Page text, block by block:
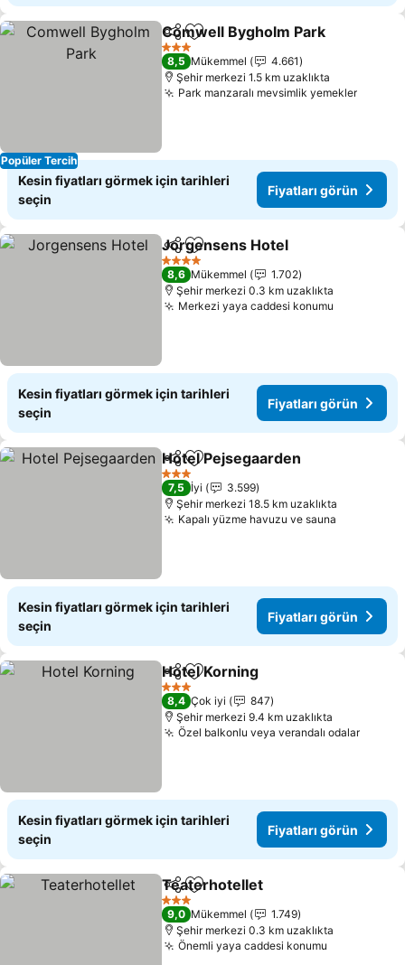
Popüler Tercih
PaylaşFavorilerime ekle
Comwell Bygholm Park
3 Yıldız
8,5 Mükemmel
4.661
Şehir merkezi 1.5 km uzaklıkta
Park manzaralı mevsimlik yemekler
Kesin fiyatları görmek için tarihleri
seçin
Fiyatları görün
PaylaşFavorilerime ekle
Jorgensens Hotel
4 Yıldız
8,6 Mükemmel
1.702
Şehir merkezi 0.3 km uzaklıkta
Merkezi yaya caddesi konumu
Kesin fiyatları görmek için tarihleri
seçin
Fiyatları görün
PaylaşFavorilerime ekle
Hotel Pejsegaarden
3 Yıldız
7,5 İyi
3.599
Şehir merkezi 18.5 km uzaklıkta
Kapalı yüzme havuzu ve sauna
Kesin fiyatları görmek için tarihleri
seçin
Fiyatları görün
PaylaşFavorilerime ekle
Hotel Korning
3 Yıldız
8,4 Çok iyi
847
Şehir merkezi 9.4 km uzaklıkta
Özel balkonlu veya verandalı odalar
Kesin fiyatları görmek için tarihleri
seçin
Fiyatları görün
PaylaşFavorilerime ekle
Teaterhotellet
3 Yıldız
9,0 Mükemmel
1.749
Şehir merkezi 0.3 km uzaklıkta
Önemli yaya caddesi konumu